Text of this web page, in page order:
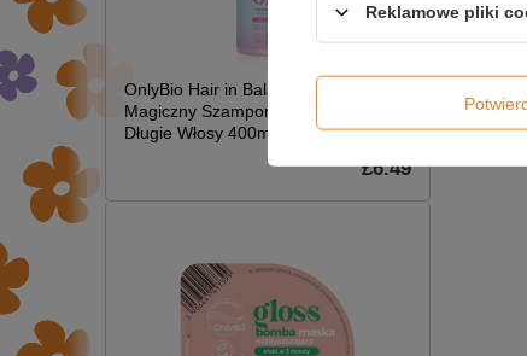
OnlyBio Hair in Balance Kids
Magiczny Szampon Rozplątujący
Długie Włosy 400ml
£6.49
Reklamowe pliki